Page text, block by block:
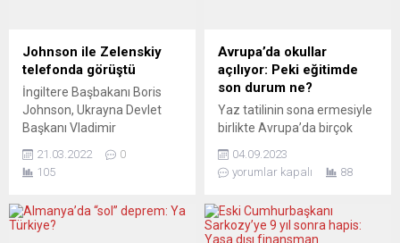
Polonya ve Macaristan,
demokrasi ile hukukun
üstünlüğü gibi ilkelerde
gerileme olduğu
gerekçesiyle bir süredir AB
tarafından eleştiriliyordu.
Avrupa Parlamentosu,...
Hoffmann tarafından
açıklandı. Programa göre
Erdoğan önce
Walter Steinmeier ile
görüşecek, ardından...
Johnson ile Zelenskiy
telefonda görüştü
İngiltere Başbakanı Boris
Johnson, Ukrayna Devlet
Başkanı Vladimir
görüşmesinde, ülkesinin,
Ukrayna’daki korkunç
askeri, ekonomik ve
diplomatik desteği
21.03.2022
0
105
Avrupa’da okullar
açılıyor: Peki eğitimde
son durum ne?
Yaz tatilinin sona ermesiyle
birlikte Avrupa’da birçok
çalıyor. Bazı bölgelerde ise
yeni eğitim-öğretim yılı
başlamıştı. Bu süreç, basın
tarafından eğitim
04.09.2023
yorumlar kapalı
88